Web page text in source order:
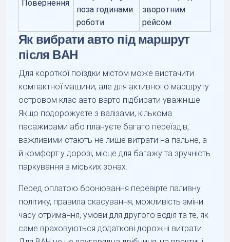
Повернення
поза годинами
роботи
зворотним
рейсом
Як вибрати авто під маршрут
після BAH
Для короткої поїздки містом може вистачити
компактної машини, але для активного маршруту
островом клас авто варто підбирати уважніше.
Якщо подорожуєте з валізами, кількома
пасажирами або плануєте багато переїздів,
важливими стають не лише витрати на пальне, а
й комфорт у дорозі, місце для багажу та зручність
паркування в міських зонах.
Перед оплатою бронювання перевірте паливну
політику, правила скасування, можливість зміни
часу отримання, умови для другого водія та те, як
саме враховуються додаткові дорожні витрати.